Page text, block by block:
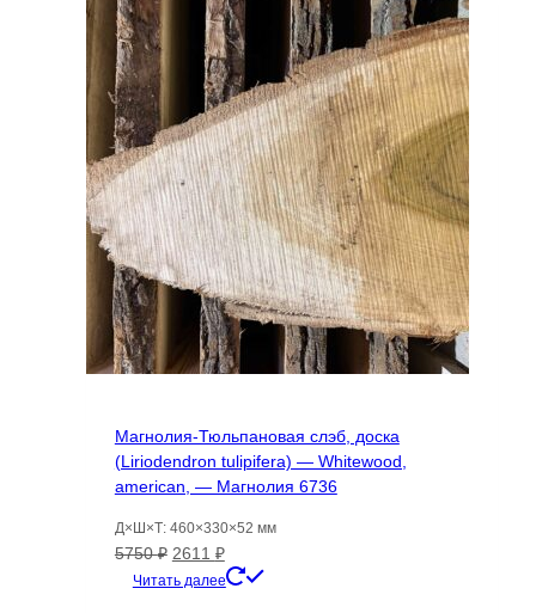
Магнолия-Тюльпановая слэб, доска
(Liriodendron tulipifera) — Whitewood,
american, — Магнолия 6736
Д×Ш×Т: 460×330×52 мм
5750₽ Первоначальная
цена
2611 ₽Текущая
цена:
Читать далее